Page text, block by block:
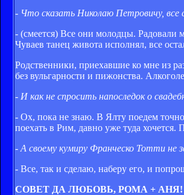
- Что сказать Николаю Петровичу, все
- (смеется) Все они молодцы. Радовали
Чуваев танец живота исполнял, все
Родственники, приехавшие ко мне из
без вульгарности и пижонства.
- И как не спросить напоследок о
- Ох, пока не знаю. В Ялту поедем
поехать в Рим, давно уже туда
- А своему кумиру Франческо Тотти не
- Все, так и сделаю, наберу его, и
СОВЕТ ДА ЛЮБОВЬ, РОМА + АНЯ!